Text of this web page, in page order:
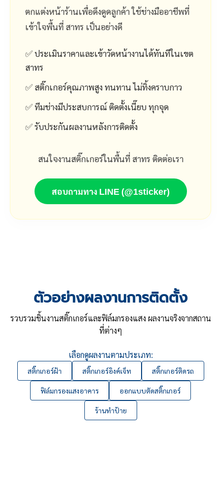
ตกแต่งหน้าร้านเพื่อดึงดูดลูกค้า ใช้ช่างมืออาชีพที่
เข้าใจพื้นที่ สาทร เป็นอย่างดี
✅ ประเมินราคาและเข้าวัดหน้างานได้ทันทีในเขต
สาทร
✅ สติ๊กเกอร์คุณภาพสูง ทนทาน ไม่ทิ้งคราบกาว
✅ ทีมช่างมีประสบการณ์ ติดตั้งเนี๊ยบ ทุกจุด
✅ รับประกันผลงานหลังการติดตั้ง
สนใจงานสติ๊กเกอร์ในพื้นที่ สาทร ติดต่อเรา
สอบถามทาง LINE (@1sticker)
ตัวอย่างผลงานการติดตั้ง
รวบรวมชิ้นงานสติ๊กเกอร์และฟิล์มกรองแสง ผลงานจริงจากสถาน
ที่ต่างๆ
เลือกดูผลงานตามประเภท:
สติ๊กเกอร์ฝ้า สติ๊กเกอร์อิงค์เจ็ท สติ๊กเกอร์ติดรถ
ฟิล์มกรองแสงอาคาร ออกแบบตัดสติ๊กเกอร์
ร้านทำป้าย